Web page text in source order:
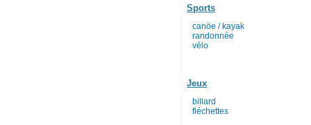
Sports
canöe / kayak
randonnée
vélo
Jeux
billard
fléchettes